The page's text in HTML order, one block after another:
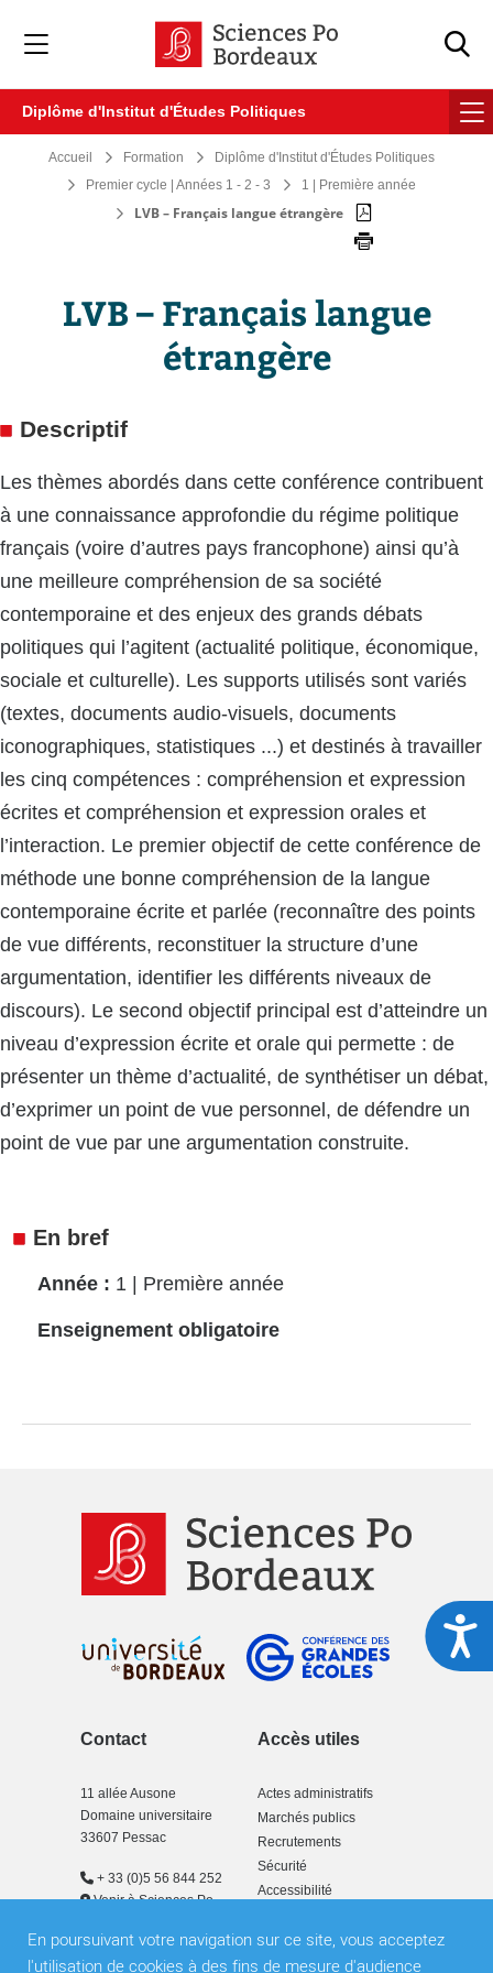
En poursuivant votre navigation sur ce site, vous acceptez
l'utilisation de cookies à des fins de mesure d'audience
noter
Web
système
d'accessibilité.
Diplôme d'Institut d'Études Politiques
Accueil Formation
Diplôme d'Institut d'Études Politiques
Premier cycle | Années 1 - 2 - 3
1 | Première année
LVB – Français langue étrangère
LVB – Français langue
étrangère
Descriptif
Les thèmes abordés dans cette conférence contribuent
à une connaissance approfondie du régime politique
français (voire d’autres pays francophone) ainsi qu’à
une meilleure compréhension de sa société
contemporaine et des enjeux des grands débats
politiques qui l’agitent (actualité politique, économique,
sociale et culturelle). Les supports utilisés sont variés
(textes, documents audio-visuels, documents
iconographiques, statistiques ...) et destinés à travailler
les cinq compétences : compréhension et expression
écrites et compréhension et expression orales et
l’interaction. Le premier objectif de cette conférence de
méthode une bonne compréhension de la langue
contemporaine écrite et parlée (reconnaître des points
de vue différents, reconstituer la structure d’une
argumentation, identifier les différents niveaux de
discours). Le second objectif principal est d’atteindre un
niveau d’expression écrite et orale qui permette : de
présenter un thème d’actualité, de synthétiser un débat,
d’exprimer un point de vue personnel, de défendre un
point de vue par une argumentation construite.
En bref
Année 1 | Première année
Enseignement obligatoire
Contact
11 allée Ausone
Domaine universitaire
33607 Pessac
+ 33 (0)5 56 844 252
Venir à Sciences Po
Accès utiles
Actes administratifs
Marchés publics
Recrutements
Sécurité
Accessibilité